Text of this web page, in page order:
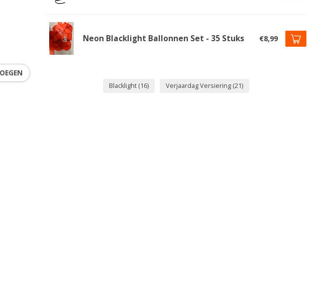
Neon Blacklight Ballonnen Set - 35 Stuks €8,99
Blacklight (16) Verjaardag Versiering (21)